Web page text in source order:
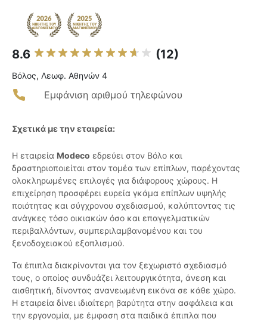
8.6 (12)
Βόλος, Λεωφ. Αθηνών 4
Εμφάνιση αριθμού τηλεφώνου
Σχετικά με την εταιρεία:
Η εταιρεία Modeco εδρεύει στον Βόλο και
δραστηριοποιείται στον τομέα των επίπλων, παρέχοντας
ολοκληρωμένες επιλογές για διάφορους χώρους. Η
επιχείρηση προσφέρει ευρεία γκάμα επίπλων υψηλής
ποιότητας και σύγχρονου σχεδιασμού, καλύπτοντας τις
ανάγκες τόσο οικιακών όσο και επαγγελματικών
περιβαλλόντων, συμπεριλαμβανομένου και του
ξενοδοχειακού εξοπλισμού.
Τα έπιπλα διακρίνονται για τον ξεχωριστό σχεδιασμό
τους, ο οποίος συνδυάζει λειτουργικότητα, άνεση και
αισθητική, δίνοντας ανανεωμένη εικόνα σε κάθε χώρο.
Η εταιρεία δίνει ιδιαίτερη βαρύτητα στην ασφάλεια και
την εργονομία, με έμφαση στα παιδικά έπιπλα που